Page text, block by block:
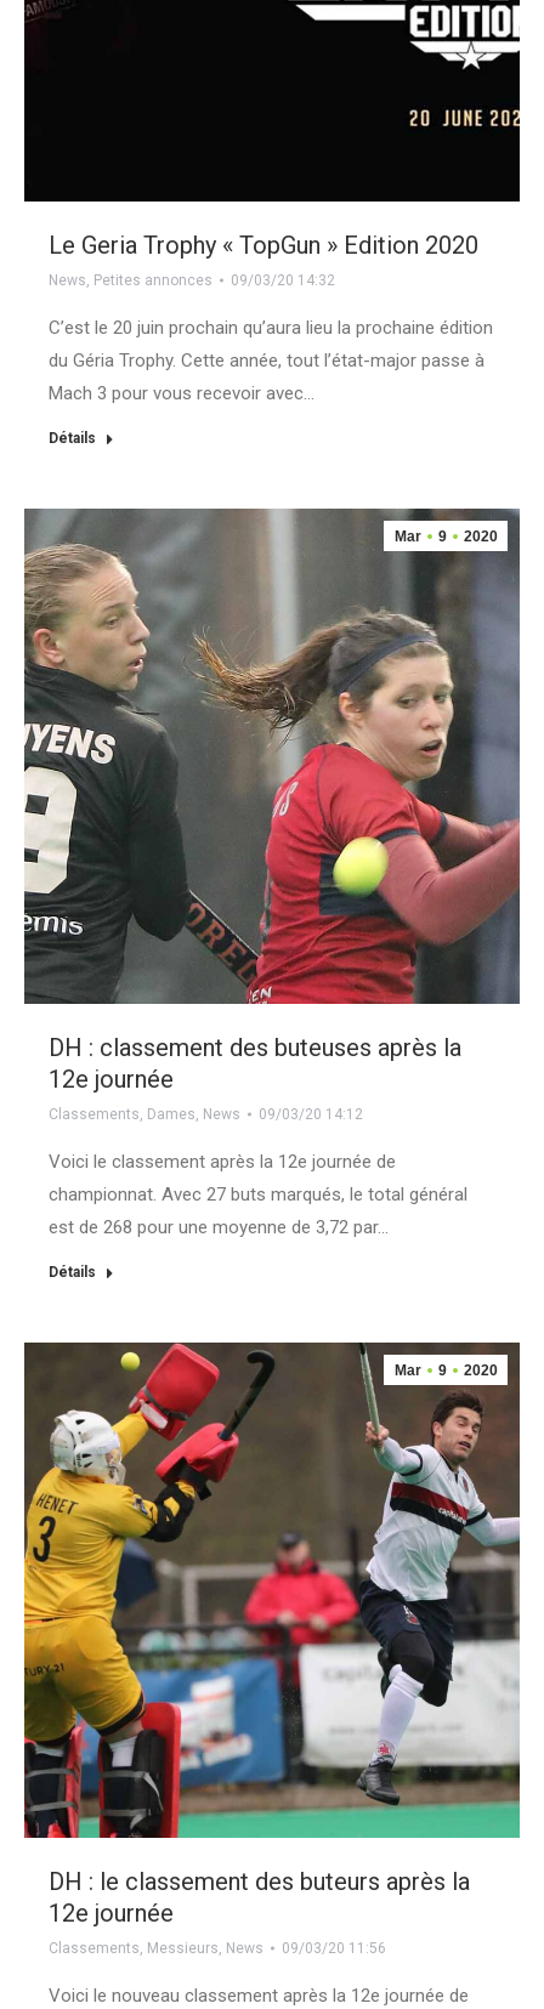
Le Geria Trophy « TopGun » Edition 2020
News, Petites annonces 09/03/20 14:32
C’est le 20 juin prochain qu’aura lieu la prochaine édition
du Géria Trophy. Cette année, tout l’état-major passe à
Mach 3 pour vous recevoir avec…
Détails
Mar 9 2020
DH : classement des buteuses après la
12e journée
Classements, Dames, News 09/03/20 14:12
Voici le classement après la 12e journée de
championnat. Avec 27 buts marqués, le total général
est de 268 pour une moyenne de 3,72 par…
Détails
Mar 9 2020
DH : le classement des buteurs après la
12e journée
Classements, Messieurs, News 09/03/20 11:56
Voici le nouveau classement après la 12e journée de